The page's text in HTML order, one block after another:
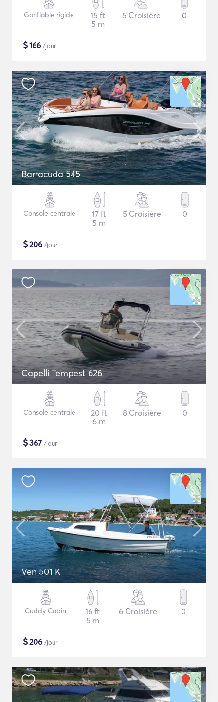
Gonflable rigide
15 ft
5 m
5 Croisière 0
$166 /jour
Barracuda 545
Console centrale
17 ft
5 m
5 Croisière 0
$206 /jour
Capelli Tempest 626
Console centrale
20 ft
6 m
8 Croisière 0
$367 /jour
Ven 501 K
Cuddy Cabin
16 ft
5 m
6 Croisière 0
$206 /jour